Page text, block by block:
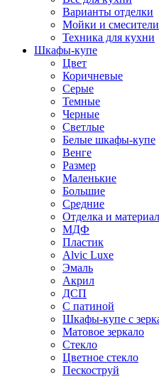
Варианты отделки
Мойки и смесители
Техника для кухни
Шкафы-купе
Цвет
Коричневые
Серые
Темные
Черные
Светлые
Белые шкафы-купе
Венге
Размер
Маленькие
Большие
Средние
Отделка и материал
МДФ
Пластик
Alvic Luxe
Эмаль
Акрил
ДСП
С патиной
Шкафы-купе с
Матовое зеркало
Стекло
Цветное стекло
Пескоструй